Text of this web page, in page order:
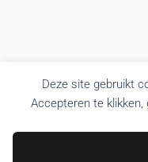
Deze site gebruikt
Accepteren te